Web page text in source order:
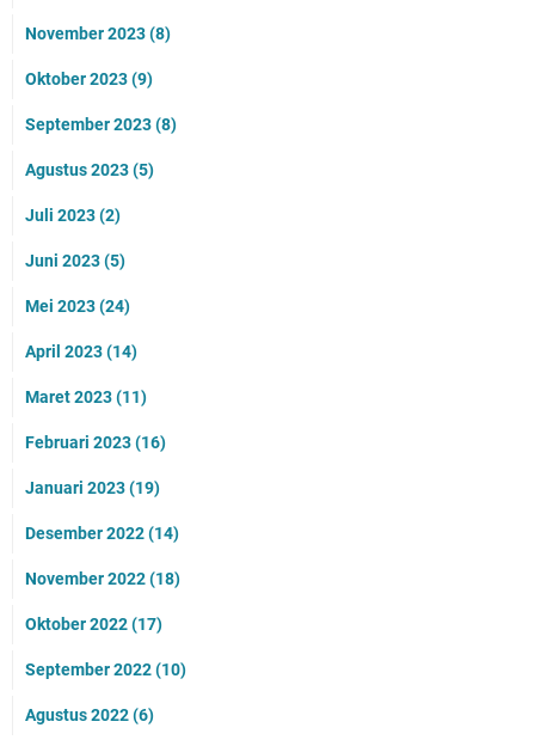
November 2023(8)
Oktober 2023(9)
September 2023(8)
Agustus 2023(5)
Juli 2023(2)
Juni 2023(5)
Mei 2023(24)
April 2023(14)
Maret 2023(11)
Februari 2023(16)
Januari 2023(19)
Desember 2022(14)
November 2022(18)
Oktober 2022(17)
September 2022(10)
Agustus 2022(6)